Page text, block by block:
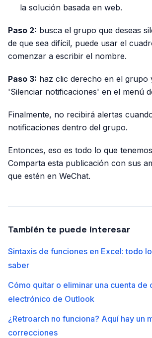
la solución basada en web.
Paso 2: busca el grupo que deseas
de que sea difícil, puede usar el
comenzar a escribir el nombre.
Paso 3: haz clic derecho en el grupo
'Silenciar notificaciones' en el menú
Finalmente, no recibirá alertas
notificaciones dentro del grupo.
Entonces, eso es todo lo que
Comparta esta publicación con sus
que estén en WeChat.
También te puede interesar
Sintaxis de funciones en Excel: todo
saber
Cómo quitar o eliminar una cuenta de
electrónico de Outlook
¿Retroarch no funciona? Aquí hay un
correcciones